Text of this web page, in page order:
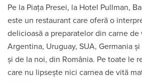
Pe la Piața Presei, la Hotel Pullman,
este un restaurant care oferă o
delicioasă a preparatelor din carne de
Argentina, Uruguay, SUA, Germania
și de la noi, din România. Pe toate le
care nu lipsește nici carnea de vită